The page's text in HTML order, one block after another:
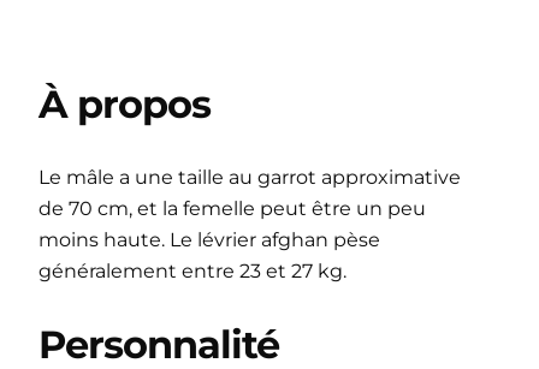
À propos
Le mâle a une taille au garrot approximative
de 70 cm, et la femelle peut être un peu
moins haute. Le lévrier afghan pèse
généralement entre 23 et 27 kg.
Personnalité